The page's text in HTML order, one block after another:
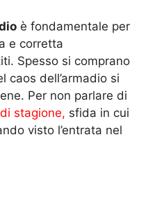
è fondamentale per
e corretta
Spesso si comprano
caos dell’armadio si
Per non parlare di
stagione, sfida in cui
visto l’entrata nel